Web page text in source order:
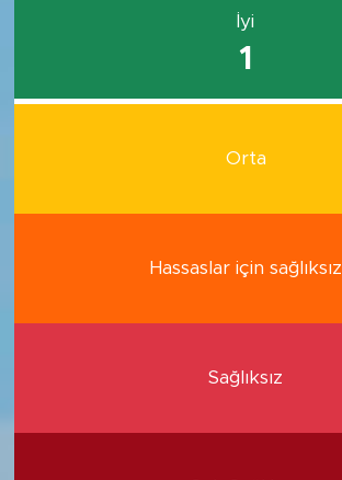
İyi
1
Orta
Hassaslar için sağlıksız
Sağlıksız